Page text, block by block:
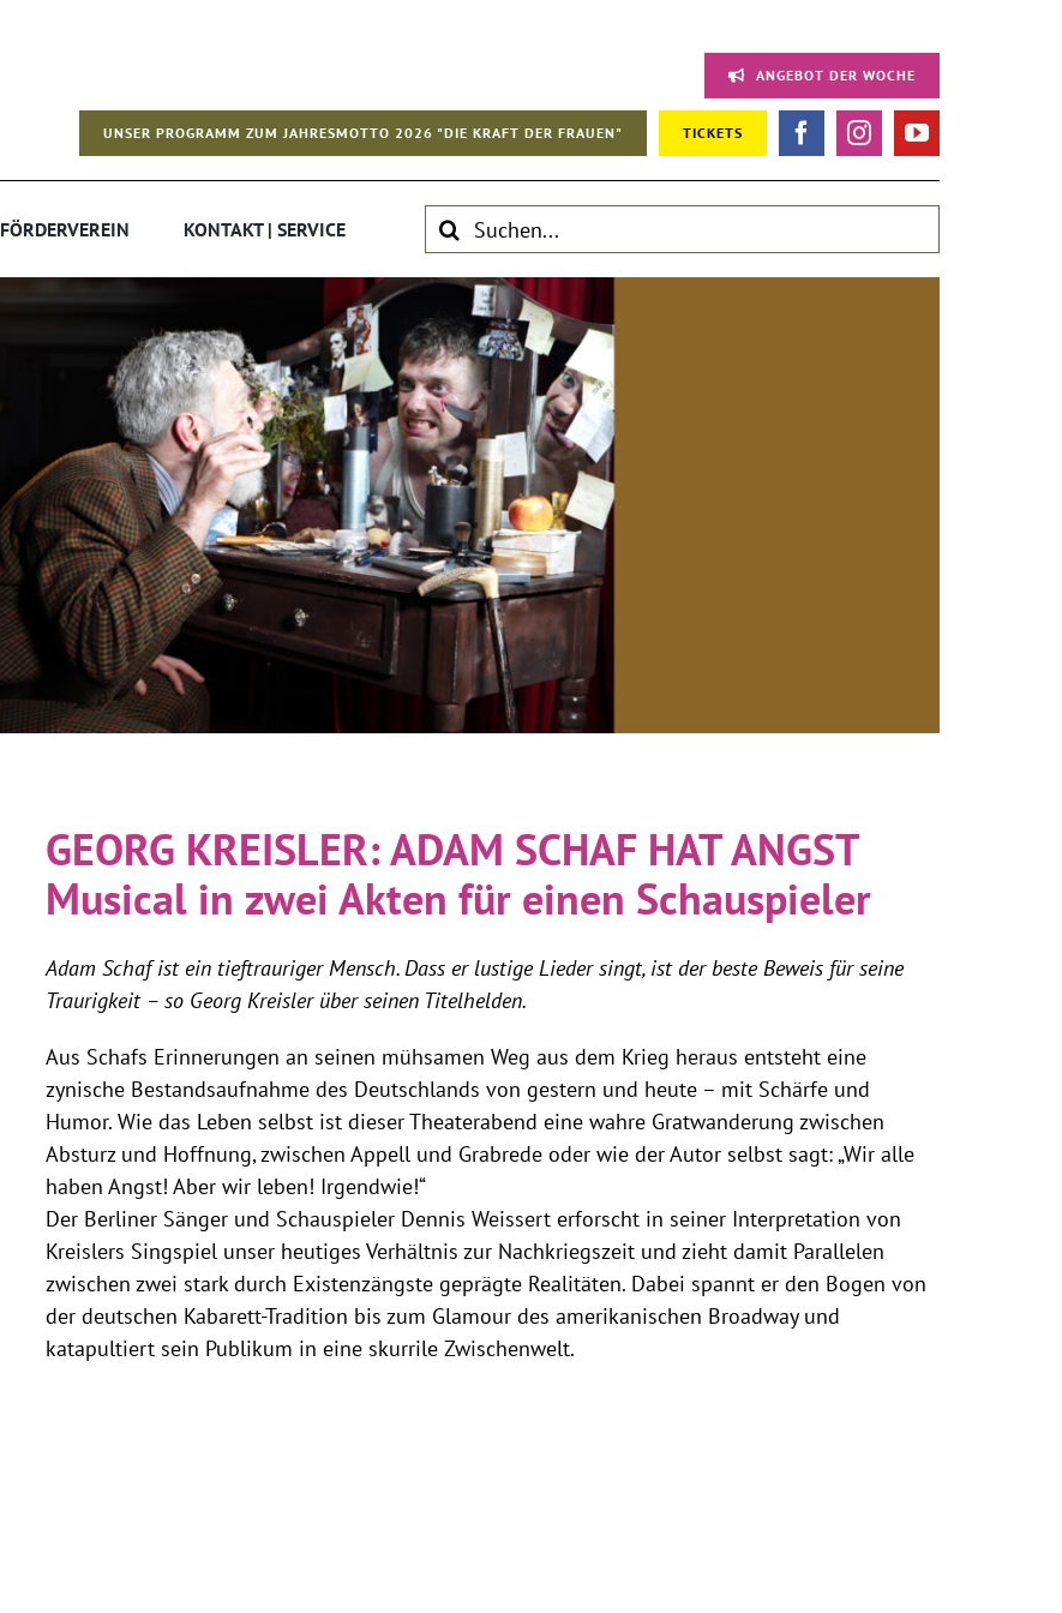
ANGEBOT DER WOCHE
UNSER PROGRAMM ZUM JAHRESMOTTO 2026 "DIE KRAFT DER FRAUEN" TICKETS
FÖRDERVEREIN KONTAKT | SERVICE
Suche
nach:
GEORG KREISLER: ADAM SCHAF HAT ANGST
Musical in zwei Akten für einen Schauspieler
Adam Schaf ist ein tieftrauriger Mensch. Dass er lustige Lieder singt, ist der beste Beweis für seine
Traurigkeit – so Georg Kreisler über seinen Titelhelden.
Aus Schafs Erinnerungen an seinen mühsamen Weg aus dem Krieg heraus entsteht eine
zynische Bestandsaufnahme des Deutschlands von gestern und heute – mit Schärfe und
Humor. Wie das Leben selbst ist dieser Theaterabend eine wahre Gratwanderung zwischen
Absturz und Hoffnung, zwischen Appell und Grabrede oder wie der Autor selbst sagt: „Wir alle
haben Angst! Aber wir leben! Irgendwie!“
Der Berliner Sänger und Schauspieler Dennis Weissert erforscht in seiner Interpretation von
Kreislers Singspiel unser heutiges Verhältnis zur Nachkriegszeit und zieht damit Parallelen
zwischen zwei stark durch Existenzängste geprägte Realitäten. Dabei spannt er den Bogen von
der deutschen Kabarett-Tradition bis zum Glamour des amerikanischen Broadway und
katapultiert sein Publikum in eine skurrile Zwischenwelt.